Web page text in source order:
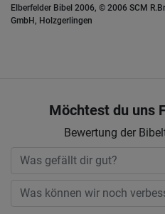
Elberfelder Bibel 2006, © 2006 SCM
GmbH, Holzgerlingen
Möchtest du uns
Bewertung der